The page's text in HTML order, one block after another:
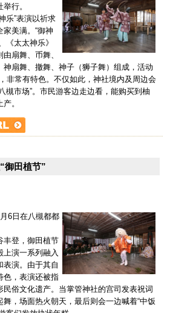
行。
乐”表演以祈求
家美满。“御神
《太太神乐》
扇舞、币舞、
神扇舞、撤舞、神子（狮子舞）组成，活动
非常有特色。不仅如此，神社境内及周边会
槻市场”。市民游客边走边看，能购买到柚
。
御田植节”
6日在八槻都都
丰登，御田植节
演一系列融入
表演。由于其自
色，表演还被指
民俗文化遗产。当掌管神社的宫司发表祝词
舞，场面热火朝天，最后则会一边喊着“中饭